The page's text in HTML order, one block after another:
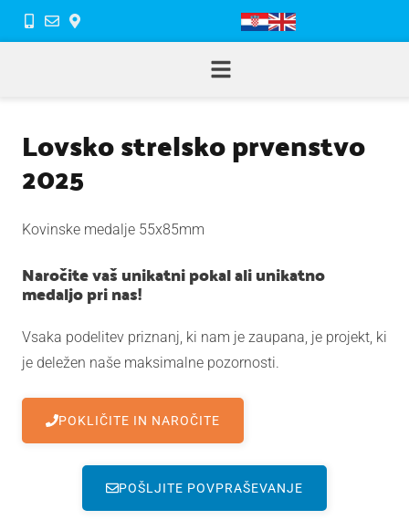
Lovsko strelsko prvenstvo
2025
Kovinske medalje 55x85mm
Naročite vaš unikatni pokal ali unikatno
medaljo pri nas!
Vsaka podelitev priznanj, ki nam je zaupana, je projekt, ki
je deležen naše maksimalne pozornosti.
POKLIČITE IN NAROČITE
POŠLJITE POVPRAŠEVANJE